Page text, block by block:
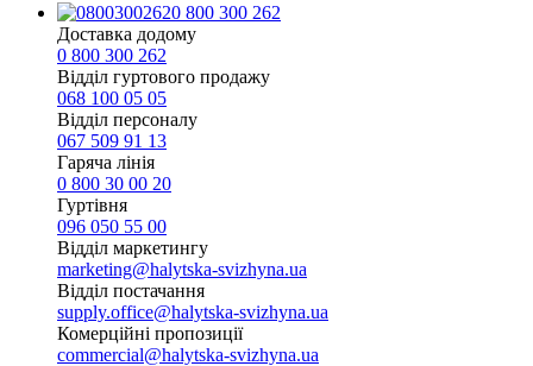
0 800 300 262
Доставка додому
0 800 300 262
Відділ гуртового продажу
068 100 05 05​
Відділ персоналу
067 509 91 13
Гаряча лінія
0 800 30 00 20
Гуртівня
096 050 55 00
Відділ маркетингу
marketing@halytska-svizhyna.ua
Відділ постачання
supply.office@halytska-svizhyna.ua
Комерційні пропозиції
commercial@halytska-svizhyna.ua